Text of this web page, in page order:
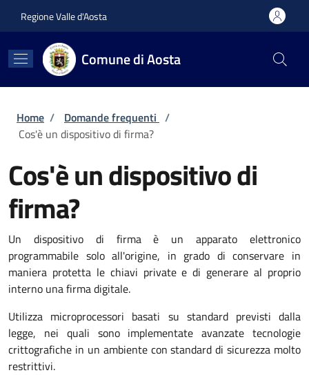
Regione Valle d'Aosta
Comune di Aosta
Briciole di pane
Home / Domande frequenti /
Cos'è un dispositivo di firma?
Cos'è un dispositivo di
firma?
Un dispositivo di firma è un apparato elettronico
programmabile solo all'origine, in grado di conservare in
maniera protetta le chiavi private e di generare al proprio
interno una firma digitale.
Utilizza microprocessori basati su standard previsti dalla
legge, nei quali sono implementate avanzate tecnologie
crittografiche in un ambiente con standard di sicurezza molto
restrittivi.